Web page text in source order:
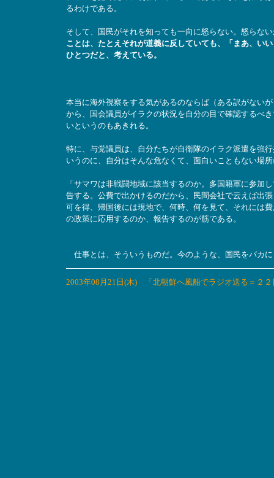
るわけである。
そして、国民がそれを知っても一向に怒らない。怒らな
ことは、たとえそれが道義に反していても、「まあ、い
ひとつだと、考えている。
本当に海外視察をする気があるのならば（ある訳がない
から、国会議員がイラクの状況を自分の目で確認するべ
いというのもあきれる。
特に、与党議員は、自分たちが自衛隊のイラク派遣を強
いうのに、自分はそんな危なくて、面白いこともない場
「サマワは非戦闘地域に該当するのか。多国籍軍に参加
告する。公費で出かけるのだから、民間会社で云えば出
可を得、帰国後には現地で、何時、何を見て、それには
の政策に応用するのか、報告するのが筋である。
仕事とは、そういうものだ。今のような、国民をバカ
2003年08月21日(木) 「北朝鮮へ風船でラジオ送る＝２